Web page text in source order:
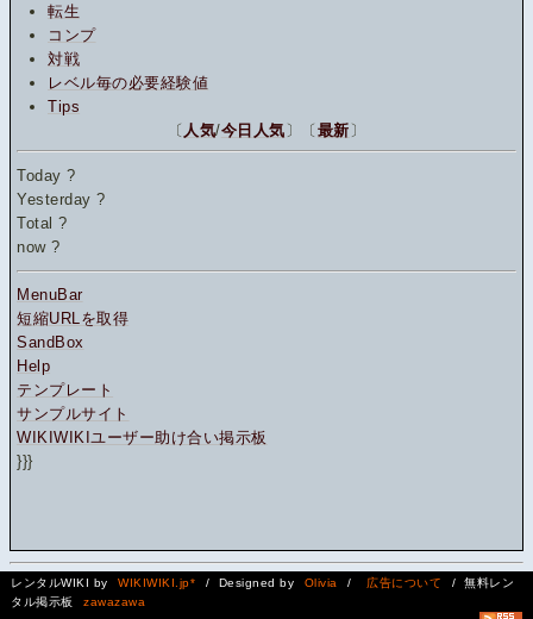
転生
コンプ
対戦
レベル毎の必要経験値
Tips
〔 人気/今日人気 〕〔 最新 〕
Today?
Yesterday?
Total?
now?
MenuBar
短縮URLを取得
SandBox
Help
テンプレート
サンプルサイト
WIKIWIKIユーザー助け合い掲示板
}}}
レンタルWIKI by WIKIWIKI.jp* / Designed by Olivia / 広告について
/ 無料レン
タル掲示板
zawazawa